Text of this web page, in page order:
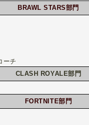
BRAWL STARS部門
ーチ
CLASH ROYALE部門
FORTNITE部門